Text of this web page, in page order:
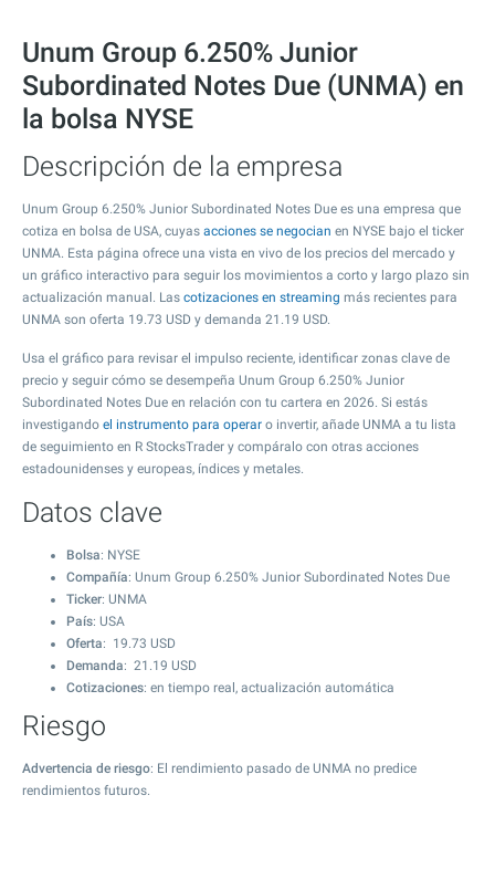
Unum Group 6.250% Junior
Subordinated Notes Due (UNMA) en
la bolsa NYSE
Descripción de la empresa
Unum Group 6.250% Junior Subordinated Notes Due es una empresa que
cotiza en bolsa de USA, cuyas acciones se negocian en NYSE bajo el ticker
UNMA. Esta página ofrece una vista en vivo de los precios del mercado y
un gráfico interactivo para seguir los movimientos a corto y largo plazo sin
actualización manual. Las cotizaciones en streaming más recientes para
UNMA son oferta 19.73 USD y demanda 21.19 USD.
Usa el gráfico para revisar el impulso reciente, identificar zonas clave de
precio y seguir cómo se desempeña Unum Group 6.250% Junior
Subordinated Notes Due en relación con tu cartera en 2026. Si estás
investigando el instrumento para operar o invertir, añade UNMA a tu lista
de seguimiento en R StocksTrader y compáralo con otras acciones
estadounidenses y europeas, índices y metales.
Datos clave
Bolsa: NYSE
Compañía: Unum Group 6.250% Junior Subordinated Notes Due
Ticker: UNMA
País: USA
Oferta: 19.73 USD
Demanda: 21.19 USD
Cotizaciones: en tiempo real, actualización automática
Riesgo
Advertencia de riesgo: El rendimiento pasado de UNMA no predice
rendimientos futuros.